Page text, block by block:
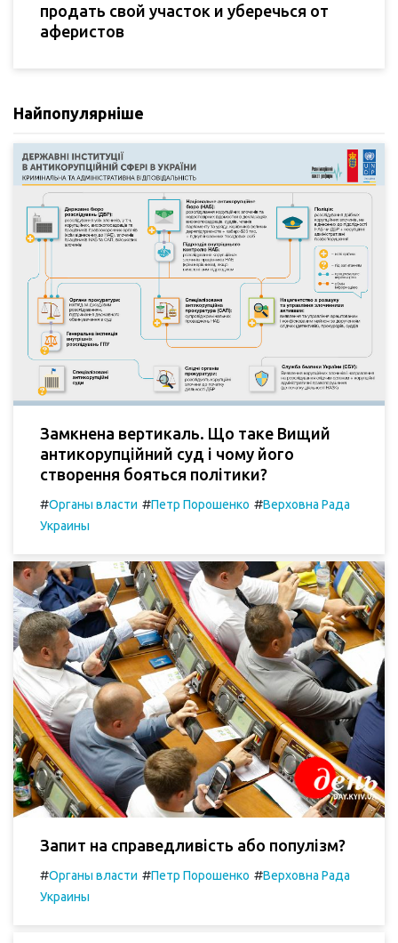
продать свой участок и уберечься от
аферистов
Найпопулярніше
Замкнена вертикаль. Що таке Вищий
антикорупційний суд і чому його
створення бояться політики?
#Органы власти #Петр Порошенко #Верховна Рада
Украины
Запит на справедливість або популізм?
#Органы власти #Петр Порошенко #Верховна Рада
Украины